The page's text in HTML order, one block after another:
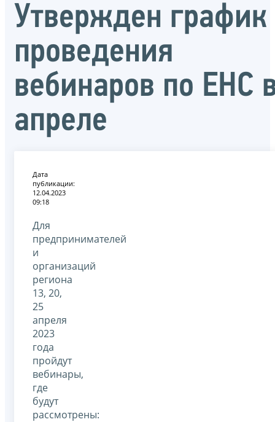
Утвержден график
проведения
вебинаров по ЕНС
апреле
Дата
публикации:
12.04.2023
09:18
Для
предпринимателей
и
организаций
региона
13, 20,
25
апреля
2023
года
пройдут
вебинары,
где
будут
рассмотрены: